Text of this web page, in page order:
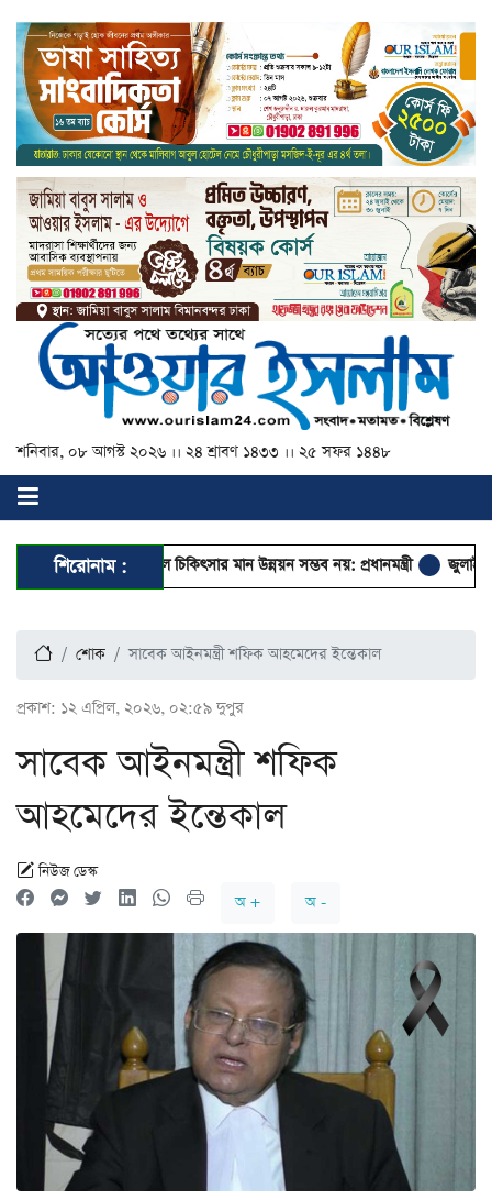
শনিবার, ০৮ আগস্ট ২০২৬ ।। ২৪ শ্রাবণ ১৪৩৩ ।। ২৫ সফর ১৪৪৮
শিরোনাম :
না থাকলে চিকিৎসার মান উন্নয়ন সম্ভব নয়: প্রধানমন্ত্রী জুলাই
শোক সাবেক আইনমন্ত্রী শফিক আহমেদের ইন্তেকাল
প্রকাশ: ১২ এপ্রিল, ২০২৬, ০২:৫৯ দুপুর
সাবেক আইনমন্ত্রী শফিক
আহমেদের ইন্তেকাল
নিউজ ডেস্ক
অ +
অ -